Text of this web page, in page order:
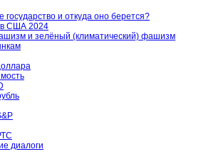
государство и откуда оно берется?
США 2024
и зелёный (климатический) фашизм
диалоги